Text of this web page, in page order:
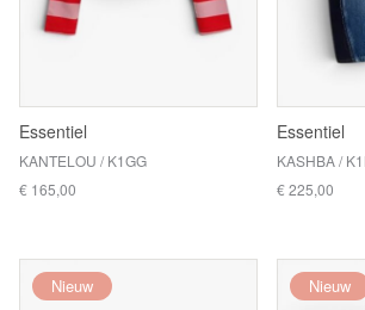
Essentiel
KANTELOU / K1GG
€ 165,00
Essentiel
KASHBA /
€ 225,00
Nieuw Nieuw